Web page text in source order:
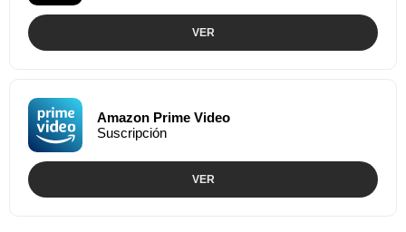
VER
Amazon Prime Video
Suscripción
VER